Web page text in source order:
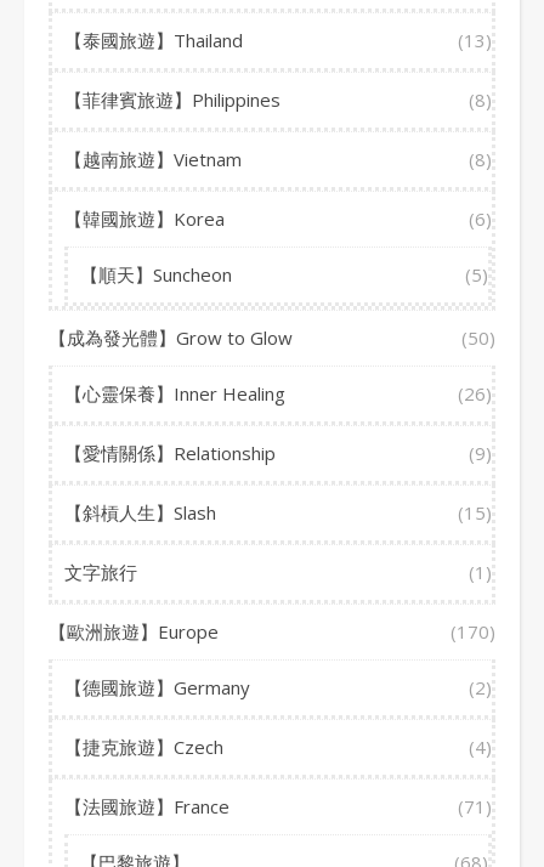
【泰國旅遊】Thailand (13)
【菲律賓旅遊】Philippines (8)
【越南旅遊】Vietnam (8)
【韓國旅遊】Korea (6)
【順天】Suncheon (5)
【成為發光體】Grow to Glow (50)
【心靈保養】Inner Healing (26)
【愛情關係】Relationship (9)
【斜槓人生】Slash (15)
文字旅行 (1)
【歐洲旅遊】Europe (170)
【德國旅遊】Germany (2)
【捷克旅遊】Czech (4)
【法國旅遊】France (71)